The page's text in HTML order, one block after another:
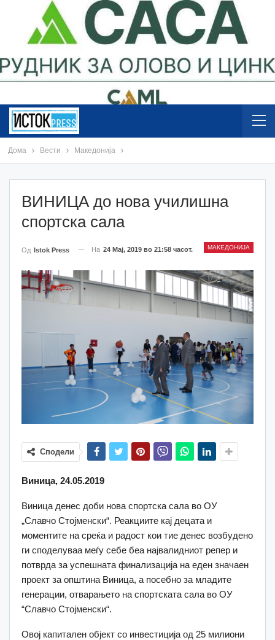
Дома Вести Македонија
ВИНИЦА до нова училишна
спортска сала
МАКЕДОНИЈА
Од Istok Press На 24 Мај, 2019 во 21:58 часот.
Сподели
Виница, 24.05.2019
Виница денес доби нова спортска сала во ОУ
„Славчо Стојменски“. Реакциите кај децата и
моментите на среќа и радост кои тие денес возбудено
ги споделуваа меѓу себе беа највалидниот репер и
потврда за успешната финализација на еден значаен
проект за општина Виница, а посебно за младите
генерации, отварањето на спортската сала во ОУ
“Славчо Стојменски“.
Овој капитален објект со инвестиција од 25 милиони